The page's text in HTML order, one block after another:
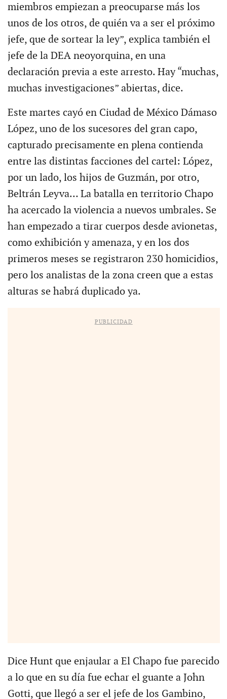
miembros empiezan a preocuparse más los
unos de los otros, de quién va a ser el próximo
jefe, que de sortear la ley”, explica también el
jefe de la DEA neoyorquina, en una
declaración previa a este arresto. Hay “muchas,
muchas investigaciones” abiertas, dice.
Este martes cayó en Ciudad de México Dámaso
López, uno de los sucesores del gran capo,
capturado precisamente en plena contienda
entre las distintas facciones del cartel: López,
por un lado, los hijos de Guzmán, por otro,
Beltrán Leyva… La batalla en territorio Chapo
ha acercado la violencia a nuevos umbrales. Se
han empezado a tirar cuerpos desde avionetas,
como exhibición y amenaza, y en los dos
primeros meses se registraron 230 homicidios,
pero los analistas de la zona creen que a estas
alturas se habrá duplicado ya.
PUBLICIDAD
Dice Hunt que enjaular a El Chapo fue parecido
a lo que en su día fue echar el guante a John
Gotti, que llegó a ser el jefe de los Gambino,